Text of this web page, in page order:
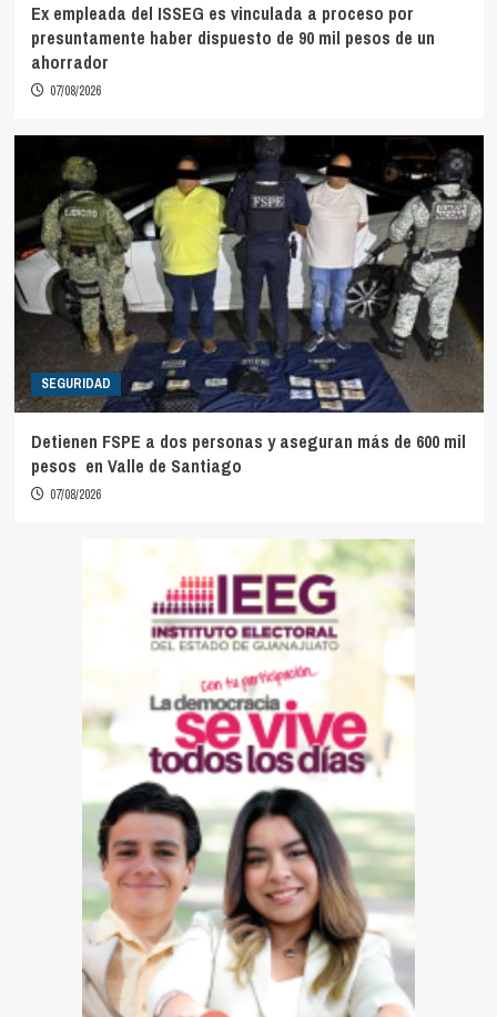
Ex empleada del ISSEG es vinculada a proceso por
presuntamente haber dispuesto de 90 mil pesos de un
ahorrador
07/08/2026
SEGURIDAD
Detienen FSPE a dos personas y aseguran más de 600 mil
pesos en Valle de Santiago
07/08/2026